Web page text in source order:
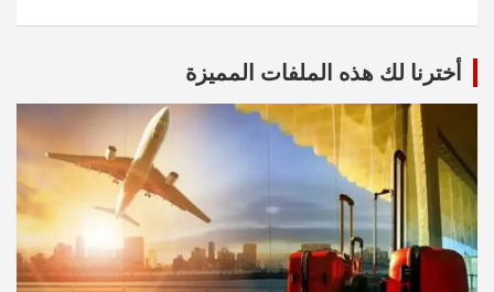
أخترنا لك هذه الملفات المميزة